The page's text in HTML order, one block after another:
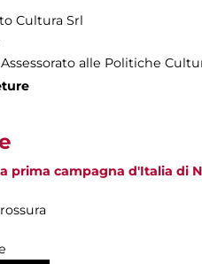
Cultura Srl
alle Politiche
prima campagna d'Italia di